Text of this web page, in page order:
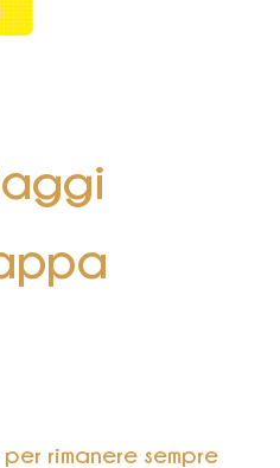
rimanere sempre